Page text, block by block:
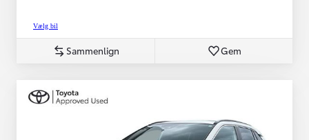
Vælg bil
Sammenlign Gem